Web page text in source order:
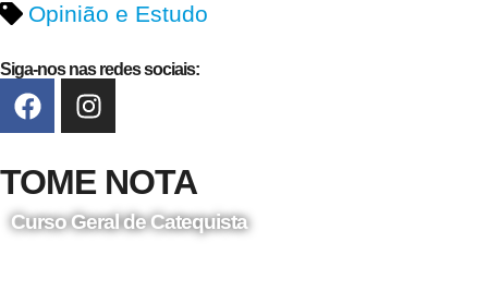
Opinião e Estudo
Siga-nos nas redes sociais:
TOME NOTA
Curso Geral de Catequista